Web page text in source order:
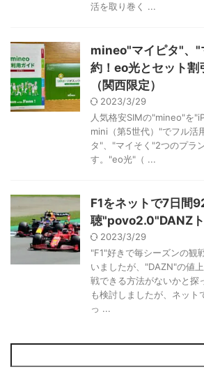
活を取り巻く ...
mineo"マイピタ"、"
約！eo光とセット割
（関西限定）
2023/3/29
人気格安SIMの"mineo"を
mini（第5世代）"でフル活
タ"、"マイそく"2つのプラ
す。"eo光"（ ...
F1をネットで7日間
聴"povo2.0"DANZト
2023/3/29
"F1"好きで毎シーズンの観
いましたが、"DAZN"の値
戦できる方法がないかと探
も検討しましたが、ネット
っ ...